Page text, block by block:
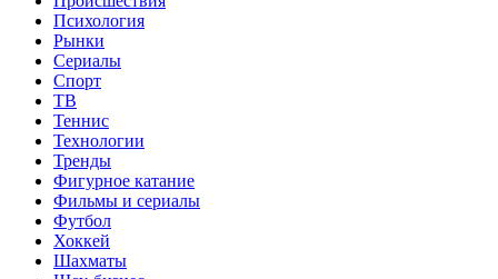
Психология
Рынки
Сериалы
Спорт
ТВ
Теннис
Технологии
Тренды
Фигурное катание
Фильмы и сериалы
Футбол
Хоккей
Шахматы